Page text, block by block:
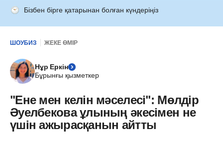
Бізбен бірге қатарынан болған күндеріңіз
ШОУБИЗ ЖЕКЕ ӨМІР
Нұр Еркін
Бұрынғы қызметкер
"Ене мен келін мәселесі": Мөлдір
Әуелбекова ұлының әкесімен не
үшін ажырасқанын айтты